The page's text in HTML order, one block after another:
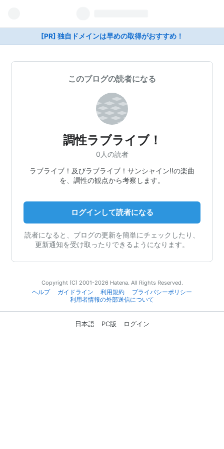
[PR] 独自ドメインは早めの取得がおすすめ！
このブログの読者になる
調性ラブライブ！
0人の読者
ラブライブ！及びラブライブ！サンシャイン!!の楽曲
を、調性の観点から考察します。
ログインして読者になる
読者になると、ブログの更新を簡単にチェックしたり、
更新通知を受け取ったりできるようになります。
Copyright (C) 2001-2026 Hatena. All Rights Reserved.
ヘルプ
ガイドライン 利用規約
プライバシーポリシー
利用者情報の外部送信について
日本語 PC版 ログイン